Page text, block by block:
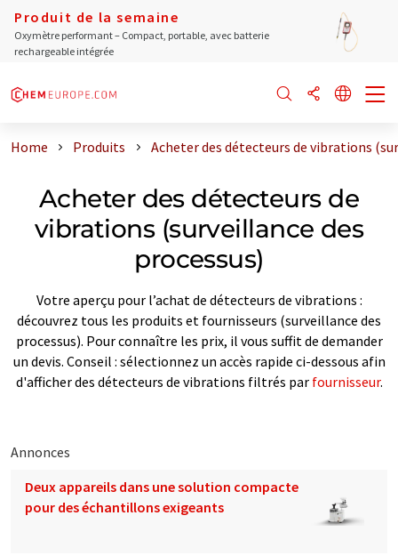
Produit de la semaine
Oxymètre performant – Compact, portable, avec batterie
rechargeable intégrée
Home Produits Acheter des détecteurs de vibrations
Acheter des détecteurs de
vibrations (surveillance des
processus)
Votre aperçu pour l’achat de détecteurs de vibrations :
découvrez tous les produits et fournisseurs (surveillance des
processus). Pour connaître les prix, il vous suffit de demander
un devis. Conseil : sélectionnez un accès rapide ci-dessous afin
d'afficher des détecteurs de vibrations filtrés par fournisseur.
Annonces
Deux appareils dans une solution compacte
pour des échantillons exigeants